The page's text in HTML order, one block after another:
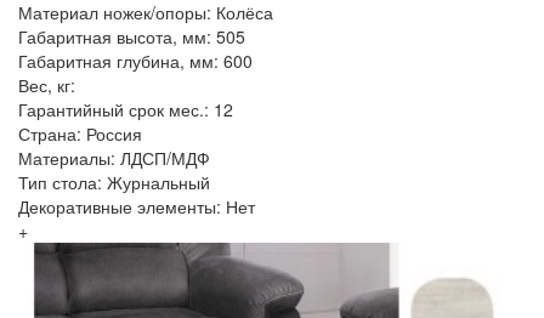
Материал ножек/опоры: Колёса
Габаритная высота, мм: 505
Габаритная глубина, мм: 600
Вес, кг:
Гарантийный срок мес.: 12
Страна: Россия
Материалы: ЛДСП/МДФ
Тип стола: Журнальный
Декоративные элементы: Нет
+